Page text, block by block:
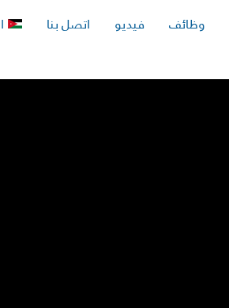
وظائف فيديو اتصل بنا